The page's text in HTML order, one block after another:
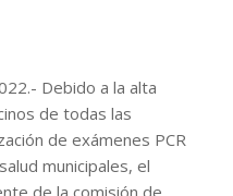
Debido a la alta
de todas las
de exámenes PCR
municipales, el
de la comisión de